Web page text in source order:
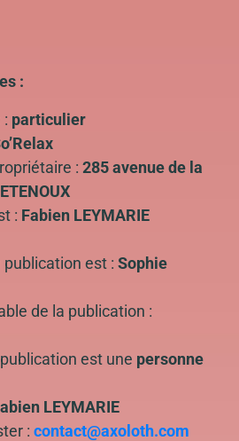
:
particulier
: 285 avenue de la
: Fabien LEYMARIE
publication est : Sophie
de la publication :
est une personne
LEYMARIE
: contact@axoloth.com